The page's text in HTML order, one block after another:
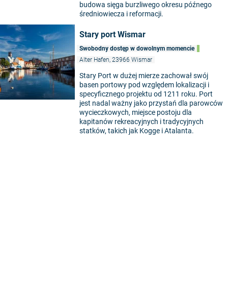
budowa sięga burzliwego okresu późnego
średniowiecza i reformacji.
Stary port Wismar
Swobodny dostęp w dowolnym momencie
Alter Hafen, 23966 Wismar
Stary Port w dużej mierze zachował swój
basen portowy pod względem lokalizacji i
specyficznego projektu od 1211 roku. Port
jest nadal ważny jako przystań dla parowców
wycieczkowych, miejsce postoju dla
kapitanów rekreacyjnych i tradycyjnych
statków, takich jak Kogge i Atalanta.